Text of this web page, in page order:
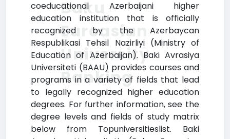
coeducational Azerbaijani higher
education institution that is officially
recognized by the Azerbaycan
Respublikasi Tehsil Nazirliyi (Ministry of
Education of Azerbaijan). Baki Avrasiya
Universiteti (BAAU) provides courses and
programs in a variety of fields that lead
to legally recognized higher education
degrees. For further information, see the
degree levels and fields of study matrix
below from Topuniversitieslist. Baki
Baku
Euroasian
University
Ranking